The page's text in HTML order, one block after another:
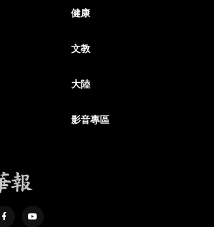
健康
文教
大陸
影音專區